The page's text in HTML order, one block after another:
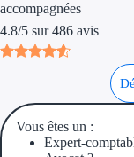
accompagnées
4.8/5 sur 486 avis
Vous êtes un :
Expert-